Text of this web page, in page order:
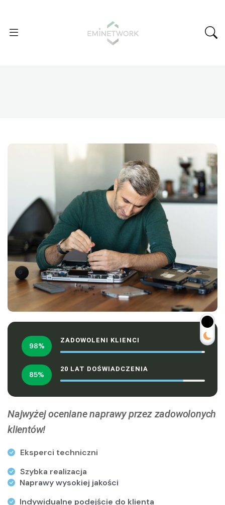
ZADOWOLENI KLIENCI
98%
20 LAT DOŚWIADCZENIA
85%
Najwyżej oceniane naprawy przez zadowolonych
klientów!
Eksperci techniczni
Szybka realizacja
Naprawy wysokiej jakości
Indywidualne podejście do klienta